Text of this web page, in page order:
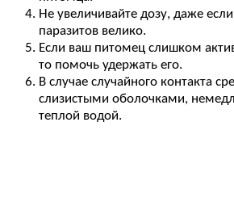
Не увеличивайте дозу, даже
паразитов велико.
Если ваш питомец слишком
то помочь удержать его.
В случае случайного контакта
слизистыми оболочками,
теплой водой.